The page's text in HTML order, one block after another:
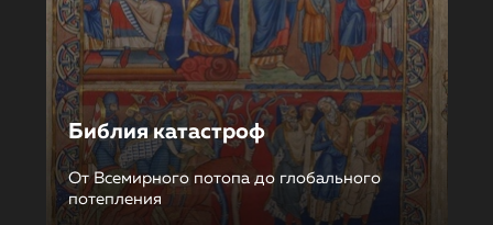
Библия катастроф
От Всемирного потопа до глобального
потепления